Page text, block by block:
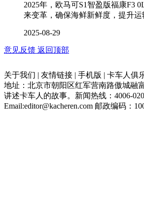
2025年，欧马可S1智盈版福康F3
来变革，确保海鲜新鲜度，提升运
2025-08-29
意见反馈 返回顶部
关于我们 | 友情链接 | 手机版 | 卡车人俱
地址：北京市朝阳区红军营南路傲城融
讲述卡车人的故事。新闻热线：4006-
Email:editor@kacheren.com 邮政编码：